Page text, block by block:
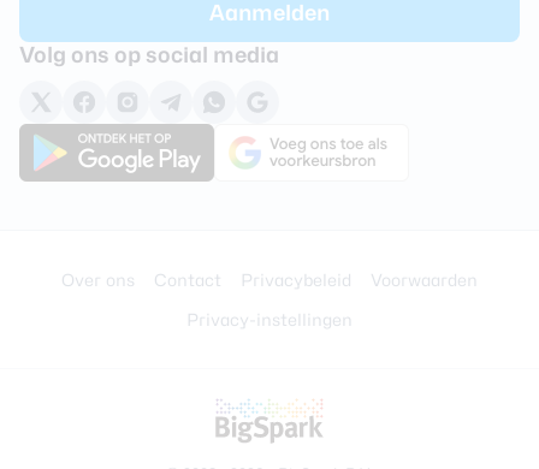
Volg ons op social media
Over ons Contact Privacybeleid
Voorwaarden
Privacy-instellingen